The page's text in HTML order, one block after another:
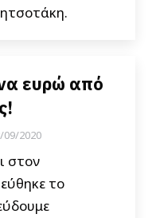
ευρώ από
09/2020
στον
το